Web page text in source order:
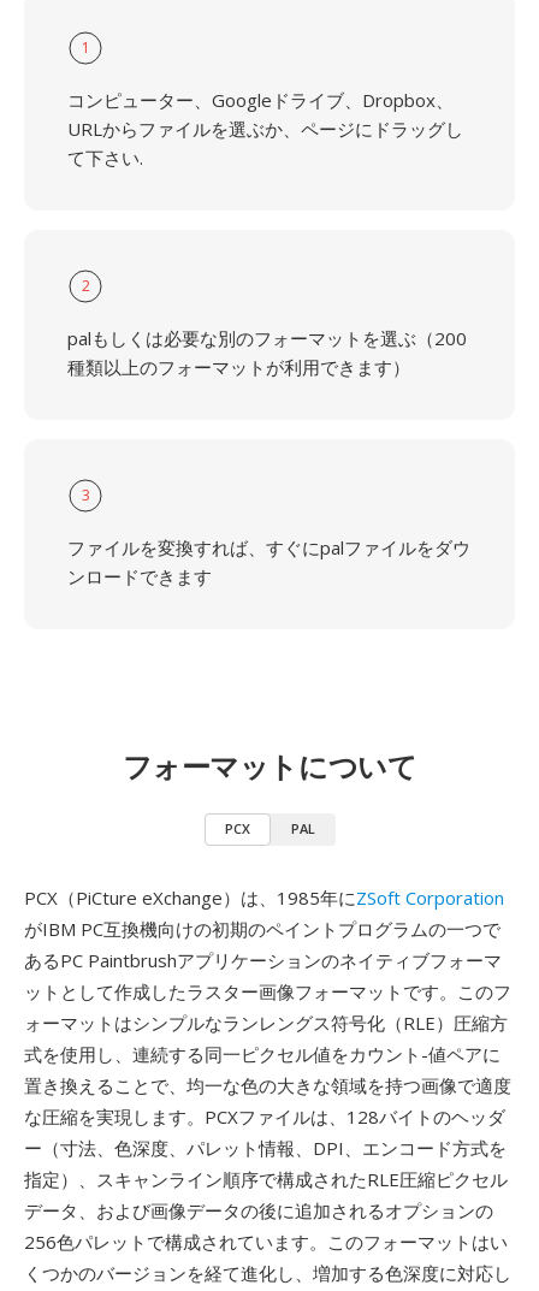
1
コンピューター、Googleドライブ、Dropbox、
URLからファイルを選ぶか、ページにドラッグし
て下さい.
2
palもしくは必要な別のフォーマットを選ぶ（200
種類以上のフォーマットが利用できます）
3
ファイルを変換すれば、すぐにpalファイルをダウ
ンロードできます
フォーマットについて
PCX PAL
PCX（PiCture eXchange）は、1985年にZSoft Corporation
がIBM PC互換機向けの初期のペイントプログラムの一つで
あるPC Paintbrushアプリケーションのネイティブフォーマ
ットとして作成したラスター画像フォーマットです。このフ
ォーマットはシンプルなランレングス符号化（RLE）圧縮方
式を使用し、連続する同一ピクセル値をカウント-値ペアに
置き換えることで、均一な色の大きな領域を持つ画像で適度
な圧縮を実現します。PCXファイルは、128バイトのヘッダ
ー（寸法、色深度、パレット情報、DPI、エンコード方式を
指定）、スキャンライン順序で構成されたRLE圧縮ピクセル
データ、および画像データの後に追加されるオプションの
256色パレットで構成されています。このフォーマットはい
くつかのバージョンを経て進化し、増加する色深度に対応し